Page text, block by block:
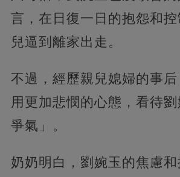
言，在日復一日的抱怨和
兒逼到離家出走。
不過，經歷親兒媳婦的事
用更加悲憫的心態，看待
爭氣」。
奶奶明白，劉婉玉的焦慮